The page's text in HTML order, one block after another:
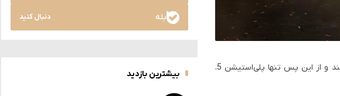
استودیوی بازی‌سازی PUBG اعلام کرد که پشتیبانی از نسخه‌های پلی‌استیشن 4 و ایکس‌باکس وان بازی PUBG را متوقف می‌کند و از این پس تنها پلی‌استیشن 5،
بله دنبال کنید
بیشترین بازدید